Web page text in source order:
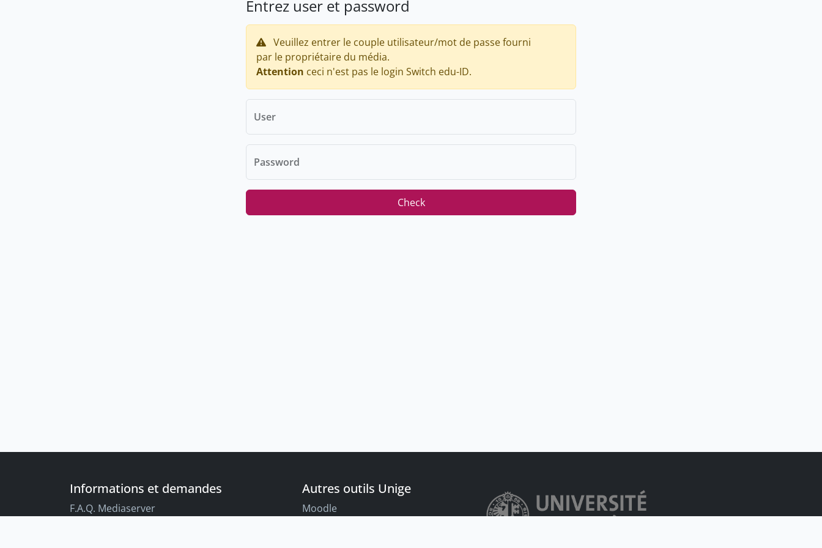
Entrez user et password
Veuillez entrer le couple utilisateur/mot de passe fourni
par le propriétaire du média.
Attention ceci n'est pas le login Switch edu-ID.
User
Password
Check
Informations et demandes
F.A.Q. Mediaserver
Autres outils Unige
Moodle